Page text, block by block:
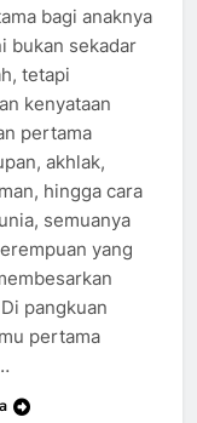
bagi anaknya
bukan sekadar
tetapi
kenyataan
pertama
akhlak,
hingga cara
semuanya
yang
pangkuan
pertama